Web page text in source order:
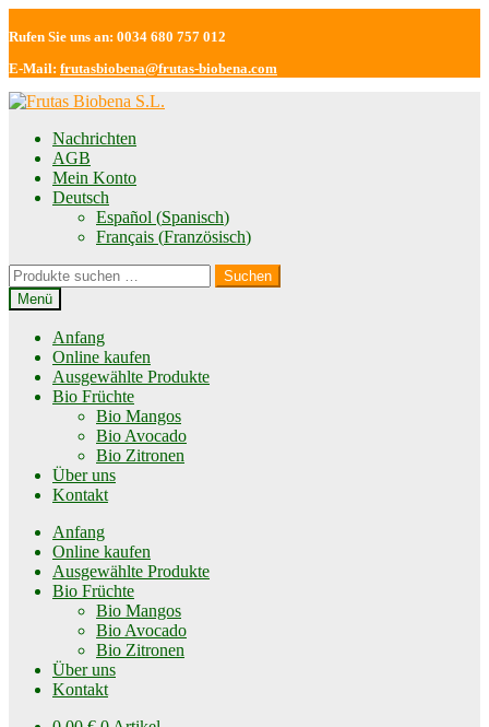
Rufen Sie uns an: 0034 680 757 012
E-Mail: frutasbiobena@frutas-biobena.com
Zur
springen
Zum
springenNachrichten
AGB
Mein Konto
Deutsch
Español (Spanisch)
Français (Französisch)
Suchen
nach:
Suchen
Menü
Anfang
Online kaufen
Ausgewählte Produkte
Bio Früchte
Bio Mangos
Bio Avocado
Bio Zitronen
Über uns
Kontakt
Anfang
Online kaufen
Ausgewählte Produkte
Bio Früchte
Bio Mangos
Bio Avocado
Bio Zitronen
Über uns
Kontakt